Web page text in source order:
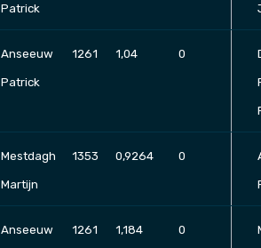
Patrick
Anseeuw
Patrick
1261 1,04 0
Mestdagh
Martijn
1353 0,9264 0
Anseeuw 1261 1,184 0